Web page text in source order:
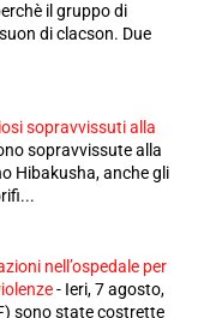
il gruppo di
di clacson. Due
sopravvissuti alla
sopravvissute alla
Hibakusha, anche gli
nell’ospedale per
- Ieri, 7 agosto,
sono state costrette